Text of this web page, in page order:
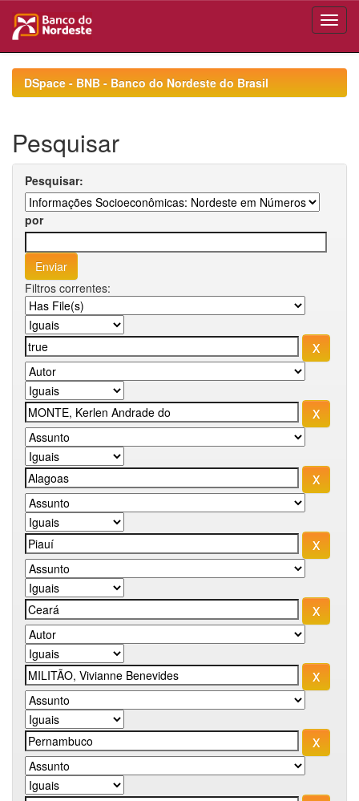
navigationDSpace - BNB - Banco do Nordeste do Brasil
Pesquisar
Pesquisar:
por
Filtros correntes: